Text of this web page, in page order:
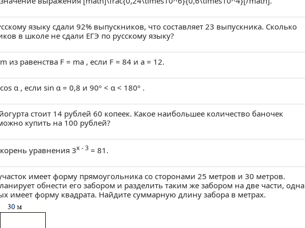
языку сдали 92% выпускников, что составляет 23 выпускника. Сколько
в школе не сдали ЕГЭ по русскому языку?
из равенства F = ma , если F = 84 и a = 12.
α , если sin α = 0,8 и 90º < α < 180º .
стоит 14 рублей 60 копеек. Какое наибольшее количество баночек
купить на 100 рублей?
уравнения 3x - 3 = 81.
имеет форму прямоугольника со сторонами 25 метров и 30 метров.
обнести его забором и разделить таким же забором на две части, одна
имеет форму квадрата. Найдите суммарную длину забора в метрах.